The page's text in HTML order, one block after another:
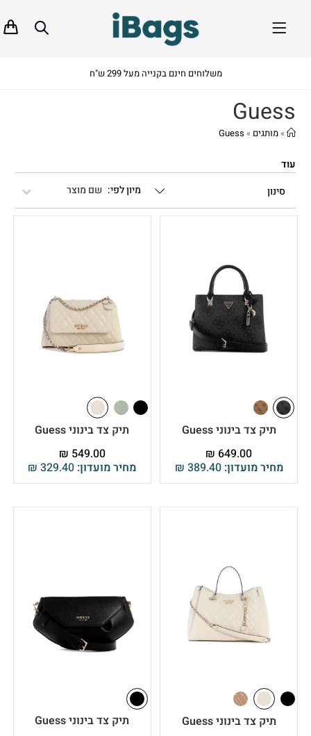
משלוחים חינם בקנייה מעל 299 ש"ח
Guess
»מותגים »
Guess
עוד
סינון
שם מוצר
תיק צד בינוני Guess
מחיר מועדון: ₪ 389.40
₪ 649.00
תיק צד בינוני Guess
מחיר מועדון: ₪ 329.40
₪ 549.00
תיק צד בינוני Guess תיק צד בינוני Guess